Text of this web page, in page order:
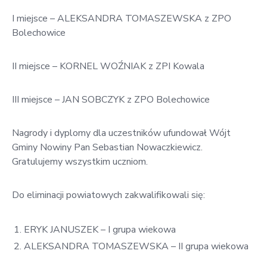
I miejsce – ALEKSANDRA TOMASZEWSKA z ZPO
Bolechowice
II miejsce – KORNEL WOŹNIAK z ZPI Kowala
III miejsce – JAN SOBCZYK z ZPO Bolechowice
Nagrody i dyplomy dla uczestników ufundował Wójt
Gminy Nowiny Pan Sebastian Nowaczkiewicz.
Gratulujemy wszystkim uczniom.
Do eliminacji powiatowych zakwalifikowali się:
ERYK JANUSZEK – I grupa wiekowa
ALEKSANDRA TOMASZEWSKA – II grupa wiekowa